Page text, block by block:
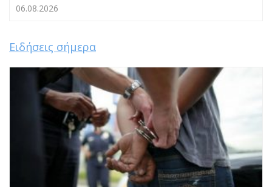
06.08.2026
Ειδήσεις σήμερα